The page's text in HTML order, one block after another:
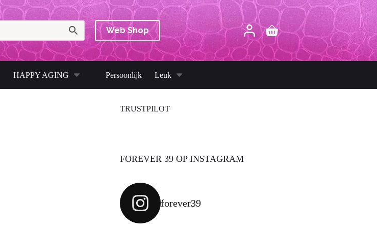
Web Shop Winkelwagen
HAPPY AGING Persoonlijk Leuk
TRUSTPILOT
FOREVER 39 OP INSTAGRAM
forever39